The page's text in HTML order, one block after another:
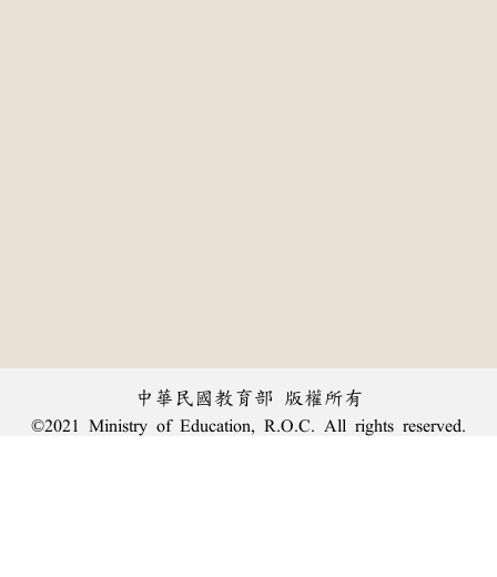
中華民國教育部 版權所有
©2021 Ministry of Education, R.O.C. All rights reserved.